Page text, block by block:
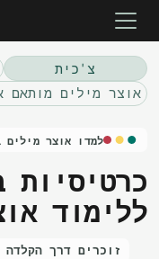
צ'כית
אוצר מילים מותאם
למדו אוצר מילים
כרטיסיות
ללימוד
זוכרים דרך הקלדה